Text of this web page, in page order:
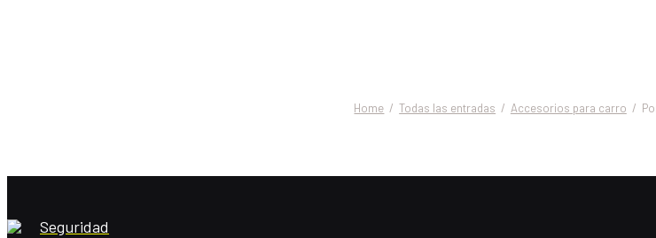
Home Todas las entradas Accesorios para carro
Seguridad